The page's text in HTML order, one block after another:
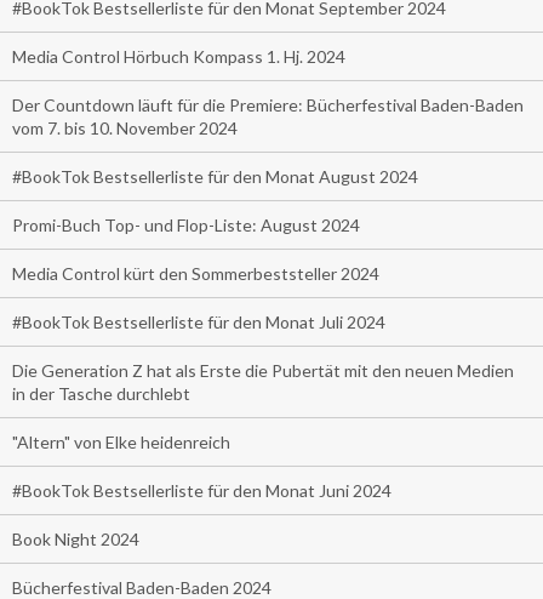
#BookTok Bestsellerliste für den Monat September 2024
Media Control Hörbuch Kompass 1. Hj. 2024
Der Countdown läuft für die Premiere: Bücherfestival Baden-Baden
vom 7. bis 10. November 2024
#BookTok Bestsellerliste für den Monat August 2024
Promi-Buch Top- und Flop-Liste: August 2024
Media Control kürt den Sommerbeststeller 2024
#BookTok Bestsellerliste für den Monat Juli 2024
Die Generation Z hat als Erste die Pubertät mit den neuen Medien
in der Tasche durchlebt
"Altern" von Elke heidenreich
#BookTok Bestsellerliste für den Monat Juni 2024
Book Night 2024
Bücherfestival Baden-Baden 2024